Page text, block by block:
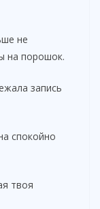
не
на порошок.
запись
спокойно
твоя